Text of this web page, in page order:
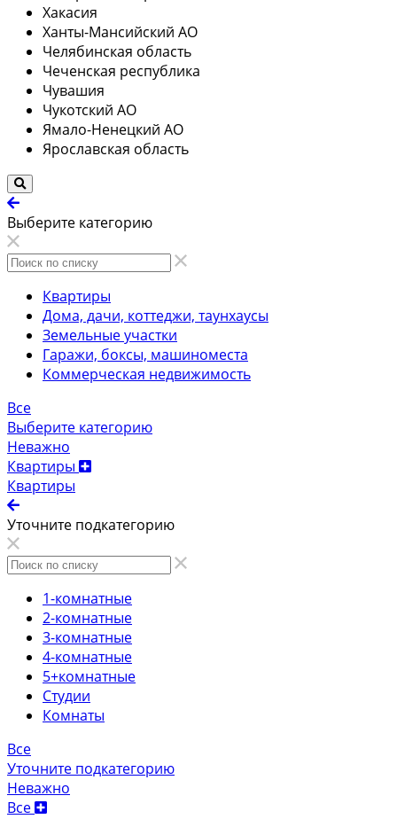
Хакасия
Ханты-Мансийский АО
Челябинская область
Чеченская республика
Чувашия
Чукотский АО
Ямало-Ненецкий АО
Ярославская область
Выберите категорию
Квартиры
Дома, дачи, коттеджи, таунхаусы
Земельные участки
Гаражи, боксы, машиноместа
Коммерческая недвижимость
Все
Выберите категорию
Неважно
Квартиры
Квартиры
Уточните подкатегорию
1-комнатные
2-комнатные
3-комнатные
4-комнатные
5+комнатные
Студии
Комнаты
Все
Уточните подкатегорию
Неважно
Все